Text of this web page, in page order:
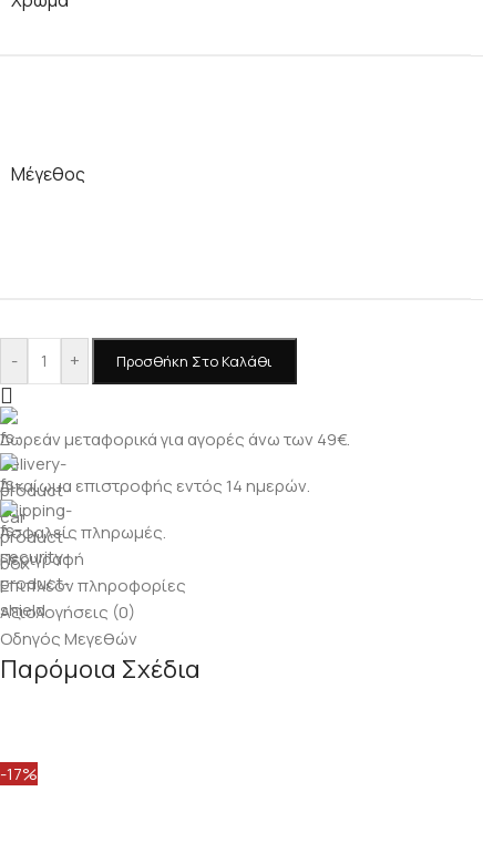
Μέγεθος
- + Προσθήκη Στο Καλάθι
Δωρεάν μεταφορικά για αγορές άνω των 49€.
Δικαίωμα επιστροφής εντός 14 ημερών.
Ασφαλείς πληρωμές.
Περιγραφή
Επιπλέον πληροφορίες
Αξιολογήσεις (0)
Οδηγός Μεγεθών
Παρόμοια Σχέδια
-17%